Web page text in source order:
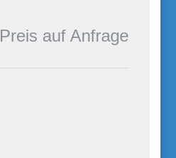
Preis auf Anfrage